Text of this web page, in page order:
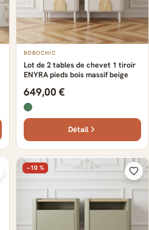
BOBOCHIC
Lot de 2 tables de chevet 1 tiroir
ENYRA pieds bois massif beige
649,00 €
Détail
−10 %